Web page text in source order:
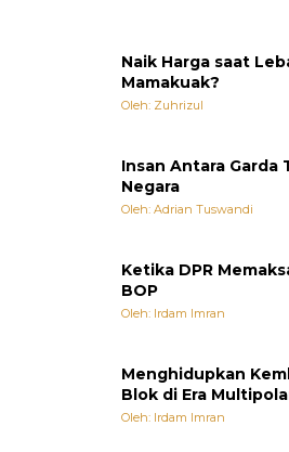
Naik Harga saat
Mamakuak?
Oleh: Zuhrizul
Insan Antara Garda
Negara
Oleh: Adrian Tuswandi
Ketika DPR
BOP
Oleh: Irdam Imran
Menghidupkan
Blok di Era
Oleh: Irdam Imran